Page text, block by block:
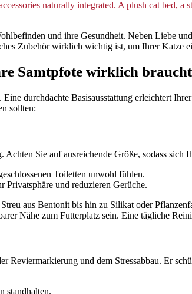
und ihre Gesundheit. Neben Liebe
Zubehör wirklich wichtig ist, um Ihrer Katze
Samtpfote wirklich braucht
durchdachte Basisausstattung erleichtert
sollten:
Sie auf ausreichende Größe, sodass
Toiletten unwohl fühlen.
Privatsphäre und reduzieren Gerüche.
aus Bentonit bis hin zu Silikat oder
Nähe zum Futterplatz sein. Eine tägliche
Reviermarkierung und dem Stressabbau. Er
standhalten.